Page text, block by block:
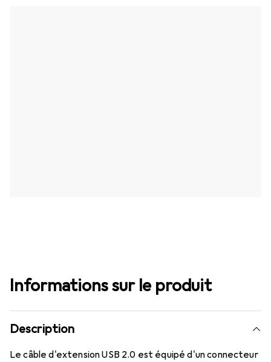
Informations sur le produit
Description
Le câble d'extension USB 2.0 est équipé d'un connecteur